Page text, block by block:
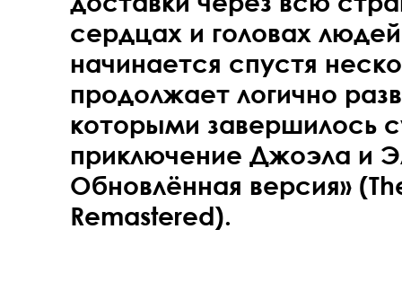
сердцах и головах
начинается спустя
продолжает логично
которыми завершилось
приключение Джоэла и
Обновлённая версия»
Remastered).